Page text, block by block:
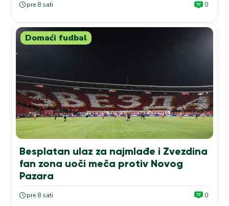
pre 8 sati 0
Domaći fudbal
Besplatan ulaz za najmlađe i Zvezdina
fan zona uoči meča protiv Novog
Pazara
pre 8 sati 0